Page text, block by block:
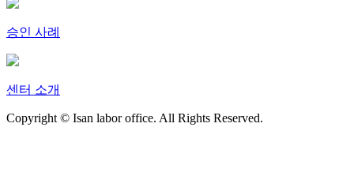
승인 사례
센터 소개
Copyright © Isan labor office. All Rights Reserved.